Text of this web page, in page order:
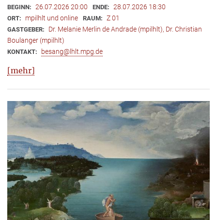
BEGINN: 26.07.2026 20:00 ENDE: 28.07.2026 18:30
ORT: mpilhlt und online RAUM: Z 01
GASTGEBER:
Dr. Melanie Merlin de Andrade (mpilhlt), Dr. Christian
Boulanger (mpilhlt)
KONTAKT: besang@lhlt.mpg.de
[mehr]